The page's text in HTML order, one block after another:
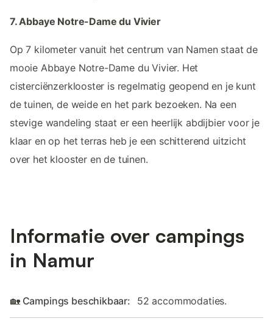
7. Abbaye Notre-Dame du Vivier
Op 7 kilometer vanuit het centrum van Namen staat de
mooie Abbaye Notre-Dame du Vivier. Het
cisterciënzerklooster is regelmatig geopend en je kunt
de tuinen, de weide en het park bezoeken. Na een
stevige wandeling staat er een heerlijk abdijbier voor je
klaar en op het terras heb je een schitterend uitzicht
over het klooster en de tuinen.
Informatie over campings
in Namur
🏡 Campings beschikbaar: 52 accommodaties.